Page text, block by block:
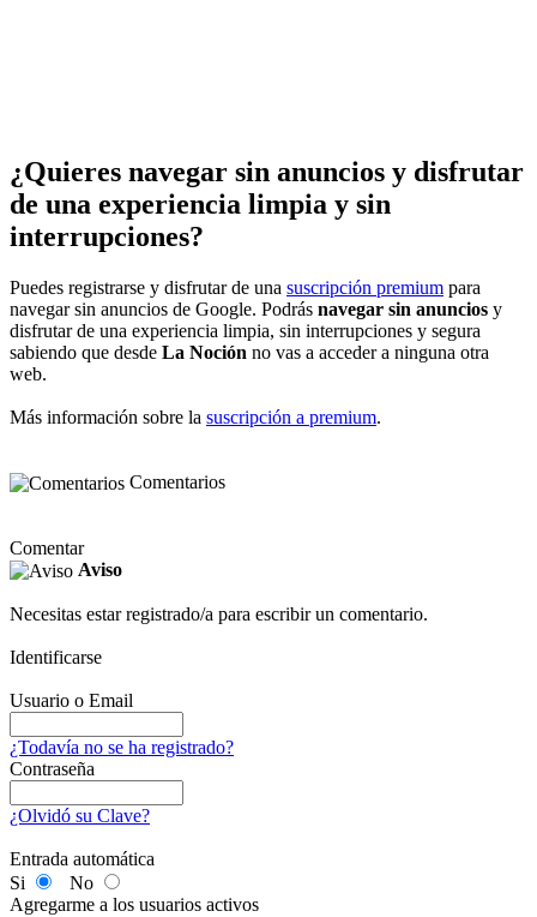
¿Quieres navegar sin anuncios y disfrutar
de una experiencia limpia y sin
interrupciones?
Puedes registrarse y disfrutar de una suscripción premium para
navegar sin anuncios de Google. Podrás navegar sin anuncios y
disfrutar de una experiencia limpia, sin interrupciones y segura
sabiendo que desde La Noción no vas a acceder a ninguna otra
web.
Más información sobre la suscripción a premium.
Comentarios
Comentar
Aviso
Necesitas estar registrado/a para escribir un comentario.
Identificarse
Usuario o Email
¿Todavía no se ha registrado?
Contraseña
¿Olvidó su Clave?
Entrada automática
Si
No
Agregarme a los usuarios activos